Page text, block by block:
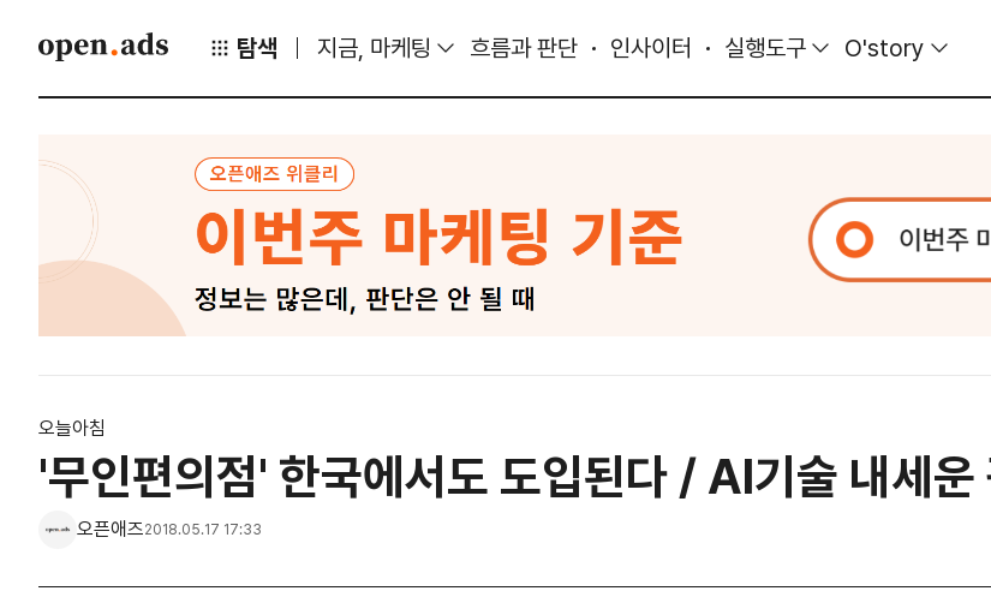
탐색 지금, 마케팅 흐름과 판단 인사이터 실행도구 O'story
오늘아침
'무인편의점' 한국에서도 도입된다 / AI기술 내세운
오픈애즈2018.05.17 17:33